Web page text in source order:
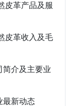
皮革产品及服
皮革收入及毛
简介及主要业
最新动态